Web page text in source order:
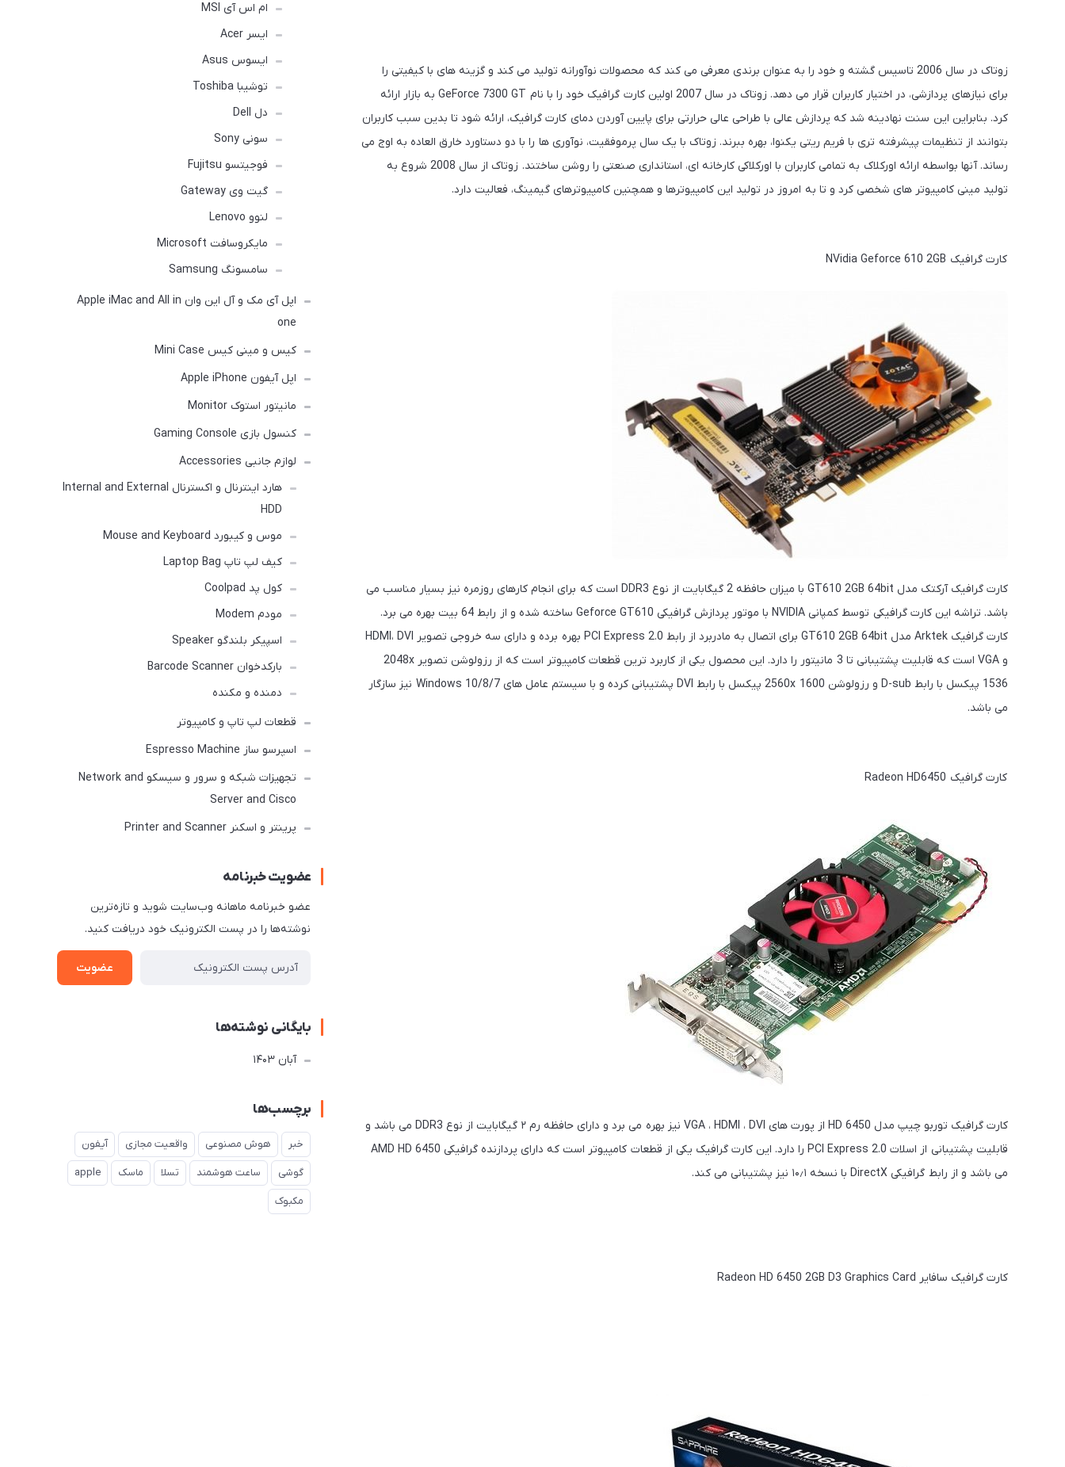
زوتاک در سال 2006 تاسیس گشته و خود را به عنوان برندی معرفی می کند که محصولات نوآورانه تولید می کند و گزینه های با کیفیتی را
برای نیازهای پردازشی، در اختیار کاربران قرار می دهد. زوتاک در سال 2007 اولین کارت گرافیک خود را با نام GeForce 7300 GT به بازار ارائه
کرد. بنابراین این سنت نهادینه شد که پردازش عالی با طراحی عالی حرارتی برای پایین آوردن دمای کارت گرافیک، ارائه شود تا بدین سبب کاربران
بتوانند از تنظیمات پیشرفته تری با فریم ریتی یکنوا، بهره ببرند. زوتاک با یک سال پرموفقیت، نوآوری ها را با دو دستاورد خارق العاده به اوج می
رساند. آنها بواسطه ارائه اورکلاک به تمامی کاربران با اورکلاکی کارخانه ای، استانداری صنعتی را روشن ساختند. زوتاک از سال 2008 شروع به
تولید مینی کامپیوتر های شخصی کرد و تا به امروز در تولید این کامپیوترها و همچنین کامپیوترهای گیمینگ، فعالیت دارد.
کارت گرافیک NVidia Geforce 610 2GB
کارت گرافیک آرکتک مدل GT610 2GB 64bit با میزان حافظه 2 گیگابایت از نوع DDR3 است که برای انجام کارهای روزمره نیز بسیار مناسب می
باشد. تراشه این کارت گرافیکی توسط کمپانی NVIDIA با موتور پردازش گرافیکی Geforce GT610 ساخته شده و از رابط 64 بیت بهره می برد.
کارت گرافیک Arktek مدل GT610 2GB 64bit برای اتصال به مادربرد از رابط PCI Express 2.0 بهره برده و دارای سه خروجی تصویر HDMI، DVI
و VGA است که قابلیت پشتیبانی تا 3 مانیتور را دارد. این محصول یکی از کاربرد ترین قطعات کامپیوتر است که از رزولوشن تصویر 2048x
1536 پیکسل با رابط D-sub و رزولوشن 2560x 1600 پیکسل با رابط DVI پشتیبانی کرده و با سیستم عامل های Windows 10/8/7 نیز سازگار
می باشد.
کارت گرافیک Radeon HD6450
کارت گرافیک توربو چیپ مدل HD 6450 از پورت های VGA ، HDMI ، DVI نیز بهره می برد و دارای حافظه رم ۲ گیگابایت از نوع DDR3 می باشد و
قابلیت پشتیبانی از اسلات PCI Express 2.0 را دارد. این کارت گرافیک یکی از قطعات کامپیوتر است که دارای پردازنده گرافیکی AMD HD 6450
می باشد و از رابط گرافیکی DirectX با نسخه ۱۰٫۱ نیز پشتیبانی می کند.
کارت گرافیک سافایر Radeon HD 6450 2GB D3 Graphics Card
ام اس آی MSI
ایسر Acer
ایسوس Asus
توشیبا Toshiba
دل Dell
سونی Sony
فوجیتسو Fujitsu
گیت وی Gateway
لنوو Lenovo
مایکروسافت Microsoft
سامسونگ Samsung
اپل آی مک و آل این وان Apple iMac and All in
one
کیس و مینی کیس Mini Case
اپل آیفون Apple iPhone
مانیتور استوک Monitor
کنسول بازی Gaming Console
لوازم جانبی Accessories
هارد اینترنال و اکسترنال Internal and External
HDD
موس و کیبورد Mouse and Keyboard
کیف لپ تاپ Laptop Bag
کول پد Coolpad
مودم Modem
اسپیکر بلندگو Speaker
بارکدخوان Barcode Scanner
دمنده و مکنده
قطعات لپ تاپ و کامپیوتر
اسپرسو ساز Espresso Machine
تجهیزات شبکه و سرور و سیسکو Network and
Server and Cisco
پرینتر و اسکنر Printer and Scanner
عضویت خبرنامه
عضو خبرنامه ماهانه وب‌سایت شوید و تازه‌ترین
نوشته‌ها را در پست الکترونیک خود دریافت کنید.
عضویت
بایگانی نوشته‌ها
آبان 1403
برچسب‌ها
خبر هوش مصنوعی واقعیت مجازی آیفون
گوشی ساعت هوشمند تسلا ماسک apple
مکبوک